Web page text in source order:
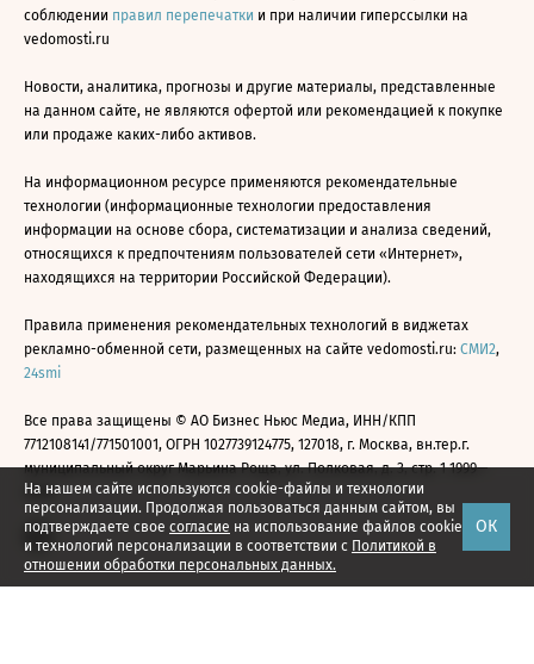
На нашем сайте используются cookie-файлы и технологии
персонализации. Продолжая пользоваться данным сайтом, вы
подтверждаете свое согласие на использование файлов cookie
и технологий персонализации в соответствии с Политикой в
отношении обработки персональных данных.
ОК
соблюдении правил перепечатки и при наличии гиперссылки на
vedomosti.ru
Новости, аналитика, прогнозы и другие материалы, представленные
на данном сайте, не являются офертой или рекомендацией к покупке
или продаже каких-либо активов.
На информационном ресурсе применяются рекомендательные
технологии (информационные технологии предоставления
информации на основе сбора, систематизации и анализа сведений,
относящихся к предпочтениям пользователей сети «Интернет»,
находящихся на территории Российской Федерации).
Правила применения рекомендательных технологий в виджетах
рекламно-обменной сети, размещенных на сайте vedomosti.ru: СМИ2,
24smi
Все права защищены © АО Бизнес Ньюс Медиа, ИНН/КПП
7712108141/771501001, ОГРН 1027739124775, 127018, г. Москва, вн.тер.г.
муниципальный округ Марьина Роща, ул. Полковая, д. 3, стр. 1 1999—
2026